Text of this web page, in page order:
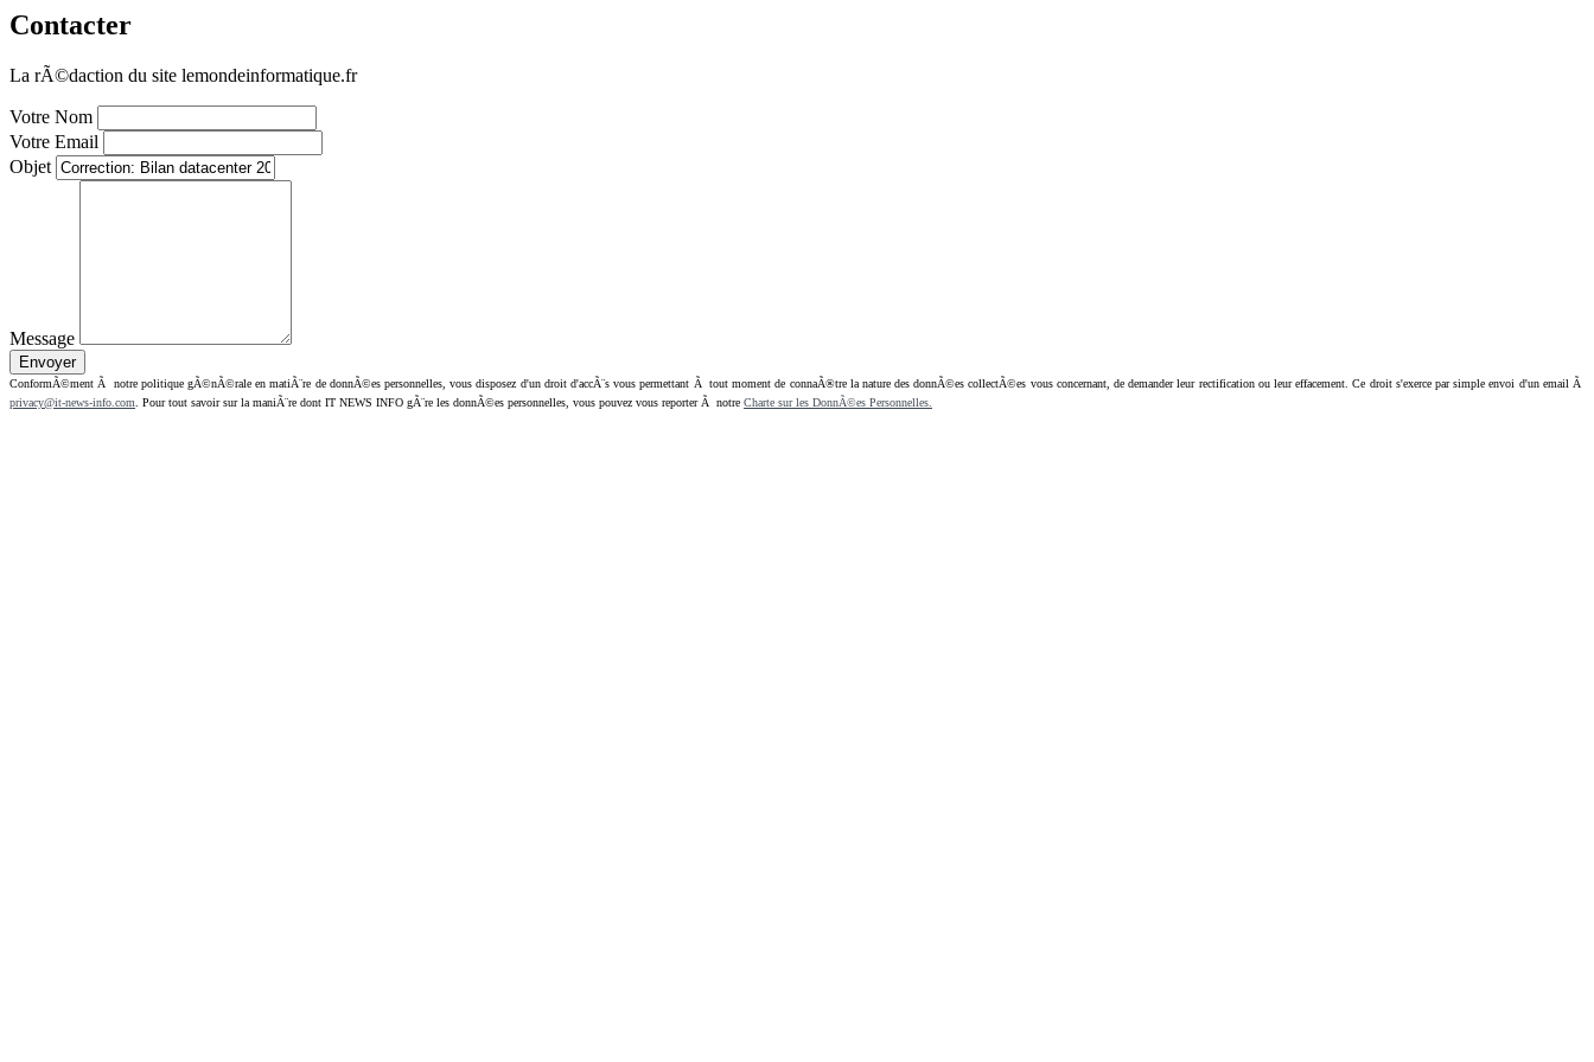
Contacter
La rÃ©daction du site lemondeinformatique.fr
Votre Nom
Votre Email
Objet
Message
ConformÃ©ment Ã notre politique gÃ©nÃ©rale en matiÃ¨re de donnÃ©es personnelles, vous disposez d'un droit d'accÃ¨s vous permettant Ã tout moment de connaÃ®tre la nature des donnÃ©es collectÃ©es vous concernant, de demander leur rectification ou leur effacement. Ce droit s'exerce par simple envoi d'un email Ã
privacy@it-news-info.com . Pour tout savoir sur la maniÃ¨re dont IT NEWS INFO gÃ¨re les donnÃ©es personnelles, vous pouvez vous reporter Ã notre Charte sur les DonnÃ©es Personnelles.